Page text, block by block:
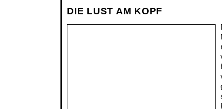
DIE LUST AM KOPF